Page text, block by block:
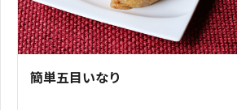
簡単五目いなり